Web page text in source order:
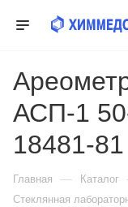
АСП-1
18481-81
Главная — Каталог
Стеклянная